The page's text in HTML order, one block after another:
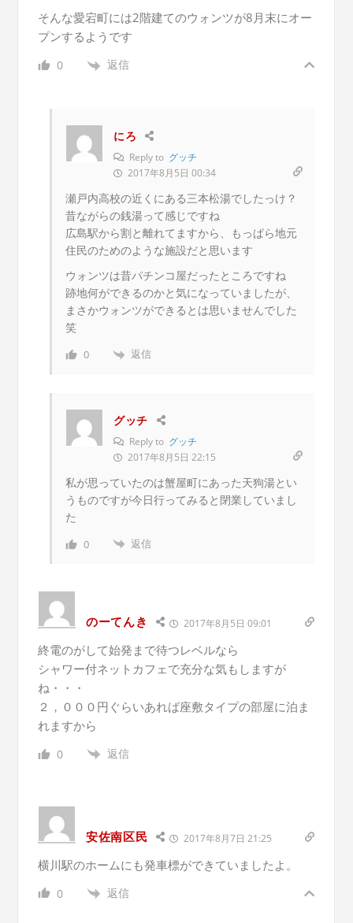
そんな愛宕町には2階建てのウォンツが8月末にオー
プンするようです
0 返信
にろ
Reply to グッチ
2017年8月5日 00:34
瀬戸内高校の近くにある三本松湯でしたっけ？
昔ながらの銭湯って感じですね
広島駅から割と離れてますから、もっぱら地元
住民のためのような施設だと思います
ウォンツは昔パチンコ屋だったところですね
跡地何ができるのかと気になっていましたが、
まさかウォンツができるとは思いませんでした
笑
0 返信
グッチ
Reply to グッチ
2017年8月5日 22:15
私が思っていたのは蟹屋町にあった天狗湯とい
うものですが今日行ってみると閉業していまし
た
0 返信
のーてんき 2017年8月5日 09:01
終電のがして始発まで待つレベルなら
シャワー付ネットカフェで充分な気もしますが
ね・・・
２，０００円ぐらいあれば座敷タイプの部屋に泊ま
れますから
0 返信
安佐南区民 2017年8月7日 21:25
横川駅のホームにも発車標ができていましたよ。
0 返信